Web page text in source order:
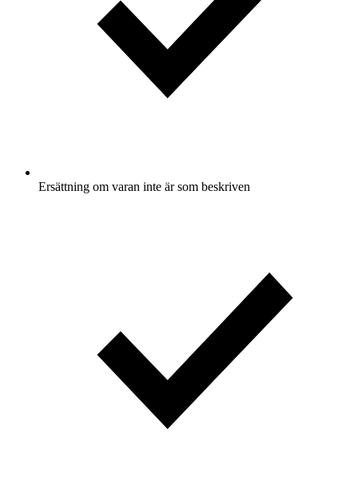
Ersättning om varan inte är som beskriven